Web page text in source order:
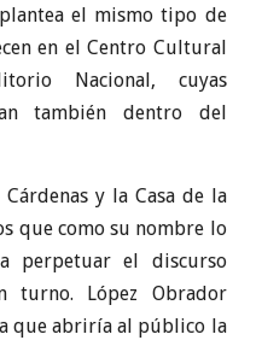
el mismo tipo de
en el Centro Cultural
Nacional, cuyas
también dentro del
Cárdenas y la Casa de la
que como su nombre lo
perpetuar el discurso
turno. López Obrador
que abriría al público la